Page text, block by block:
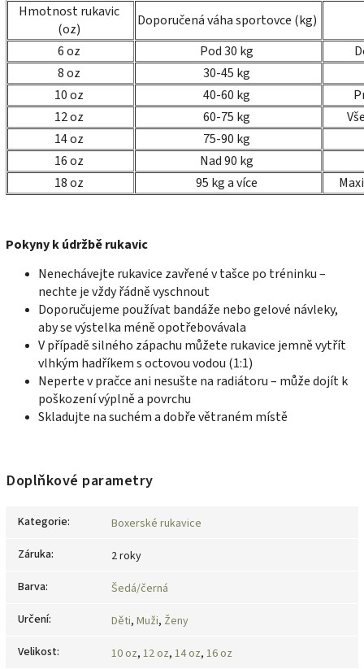
Hmotnost rukavic
(oz)
Doporučená váha sportovce (kg)
6 oz
Pod 30 kg
8 oz
30-45 kg
10 oz
40-60 kg
12 oz
60-75 kg
14 oz
75-90 kg
16 oz
Nad 90 kg
18 oz
95 kg a více
Pokyny k údržbě rukavic
Nenechávejte rukavice zavřené v tašce po tréninku –
nechte je vždy řádně vyschnout
Doporučujeme používat bandáže nebo gelové návleky,
aby se výstelka méně opotřebovávala
V případě silného zápachu můžete rukavice jemně vytřít
vlhkým hadříkem s octovou vodou (1:1)
Neperte v pračce ani nesušte na radiátoru – může dojít k
poškození výplně a povrchu
Skladujte na suchém a dobře větraném místě
Doplňkové parametry
Kategorie:
Boxerské rukavice
Záruka:
2 roky
Barva:
Šedá/černá
Určení: Děti, Muži, Ženy
Velikost: 10 oz, 12 oz, 14 oz, 16 oz